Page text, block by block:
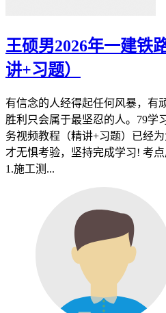
王硕男2026年一建铁
讲+习题）
有信念的人经得起任何风暴，有
胜利只会属于最坚忍的人。79学
务视频教程（精讲+习题）已经
才无惧考验，坚持完成学习! 考
1.施工测...